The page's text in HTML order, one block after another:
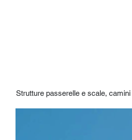
Strutture passerelle e scale,